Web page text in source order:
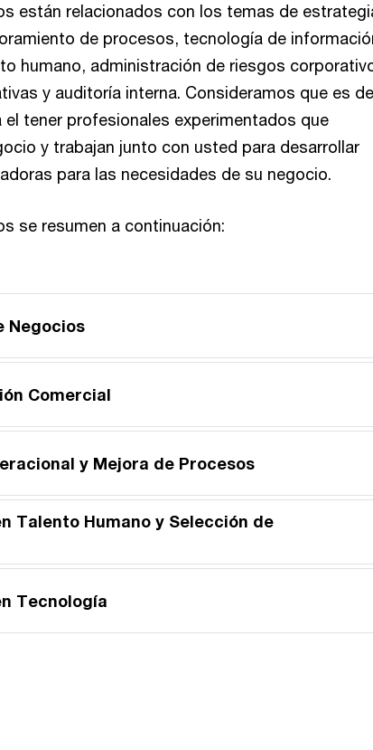
están relacionados con los temas de
de procesos, tecnología de
humano, administración de riesgos
y auditoría interna. Consideramos que es de
el tener profesionales experimentados que
y trabajan junto con usted para desarrollar
para las necesidades de su negocio.
se resumen a continuación:
Negocios
Comercial
y Mejora de Procesos
Talento Humano y Selección de
Tecnología